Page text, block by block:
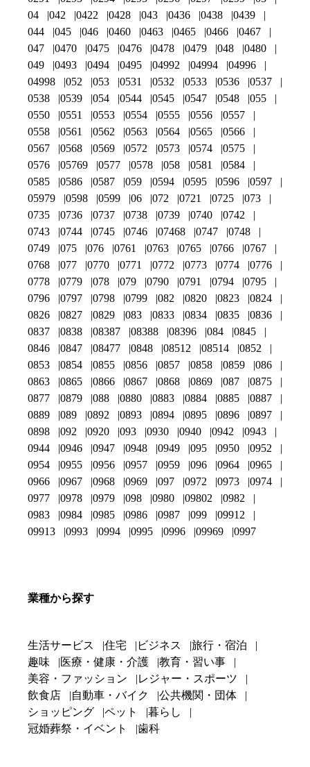
04
042 0422 0428 043 0436 0438
0439
044
045 046 0460 0463 0465 0466
0467
047
0470 0475 0476 0478 0479 048
0480
049
0493 0494 0495 04992 04994
04996
04998
052 053 0531 0532 0533 0536
0537
0538
0539 054 0544 0545 0547 0548
055
0550
0551 0553 0554 0555 0556
0557
0558
0561 0562 0563 0564 0565
0566
0567
0568 0569 0572 0573 0574
0575
0576
05769 0577 0578 058 0581
0584
0585
0586 0587 059 0594 0595 0596
0597
05979
0598 0599 06 072 0721 0725
073
0735
0736 0737 0738 0739 0740
0742
0743
0744 0745 0746 07468 0747
0748
0749
075 076 0761 0763 0765 0766
0767
0768
077 0770 0771 0772 0773 0774
0776
0778
0779 078 079 0790 0791 0794
0795
0796
0797 0798 0799 082 0820 0823
0824
0826
0827 0829 083 0833 0834 0835
0836
0837
0838 08387 08388 08396 084
0845
0846
0847 08477 0848 08512 08514
0852
0853
0854 0855 0856 0857 0858 0859
086
0863
0865 0866 0867 0868 0869 087
0875
0877
0879 088 0880 0883 0884 0885
0887
0889
089 0892 0893 0894 0895 0896
0897
0898
092 0920 093 0930 0940 0942
0943
0944
0946 0947 0948 0949 095 0950
0952
0954
0955 0956 0957 0959 096 0964
0965
0966
0967 0968 0969 097 0972 0973
0974
0977
0978 0979 098 0980 09802
0982
0983
0984 0985 0986 0987 099
09912
09913
0993 0994 0995 0996 09969 0997
業種から探す
生活サービス 住宅 ビジネス
旅行・宿泊
趣味
医療・健康・介護
教育・習い事
美容・ファッション
レジャー・スポーツ
飲食店
自動車・バイク
公共機関・団体
ショッピング
ペット
暮らし
冠婚葬祭・イベント
歯科